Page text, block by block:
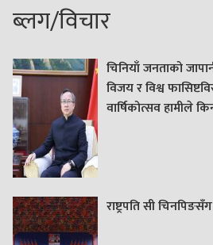
ब्लग/विचार
चिनियाँ जनताको
विजय र विश्व
वार्षिकोत्सव हामीले
राष्ट्रपति सी